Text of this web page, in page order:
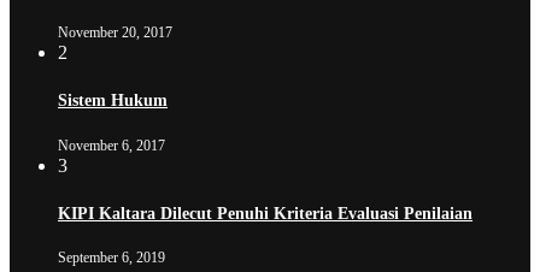
November 20, 2017
2
Sistem Hukum
November 6, 2017
3
KIPI Kaltara Dilecut Penuhi Kriteria Evaluasi Penilaian
September 6, 2019